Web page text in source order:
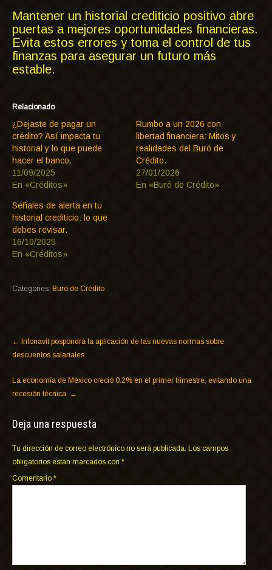
Mantener un historial crediticio positivo abre
puertas a mejores oportunidades financieras.
Evita estos errores y toma el control de tus
finanzas para asegurar un futuro más
estable.
Relacionado
¿Dejaste de pagar un
crédito? Así impacta tu
historial y lo que puede
hacer el banco.
11/09/2025
En «Créditos»
Rumbo a un 2026 con
libertad financiera: Mitos y
realidades del Buró de
Crédito.
27/01/2026
En «Buró de Crédito»
Señales de alerta en tu
historial crediticio: lo que
debes revisar.
16/10/2025
En «Créditos»
Categories: Buró de Crédito
← Infonavit pospondrá la aplicación de las nuevas normas sobre
descuentos salariales.
La economía de México creció 0.2% en el primer trimestre, evitando una
recesión técnica. →
Deja una respuesta
Tu dirección de correo electrónico no será publicada. Los campos
obligatorios están marcados con *
Comentario *